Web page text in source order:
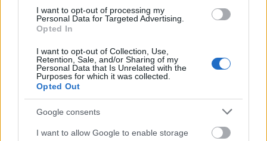
I want to opt-out of processing my
Personal Data for Targeted Advertising.
Opted In
I want to opt-out of Collection, Use,
Retention, Sale, and/or Sharing of my
Personal Data that Is Unrelated with the
Purposes for which it was collected.
Opted Out
Google consents
I want to allow Google to enable storage